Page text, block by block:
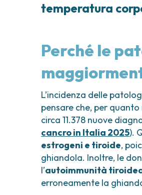
temperatura
Perché le
L’incidenza delle
pensare che, per
circa 11.378 nuove
cancro in Italia 2025).
estrogeni e tiroide,
ghiandola. Inoltre, le
l’autoimmunità
erroneamente la